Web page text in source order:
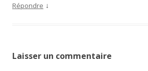
Répondre ↓
Laisser un commentaire